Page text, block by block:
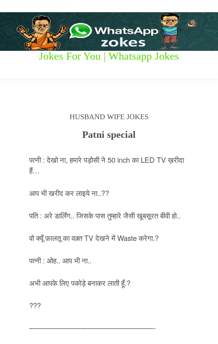
k
i
Jokes For You | Whatsapp Jokes
HUSBAND WIFE JOKES
Patni special
पत्नी : देखो ना, हमारे पड़ोसी ने 50 inch का LED TV ख़रीदा
हैं…
आप भी खरीद कर लाइये ना..??
पति : अरे डार्लिंग.. जिसके पास तुम्हारे जैसी खूबसूरत बीवी हो..
वो क्यूँ फ़ालतू का वक़्त TV देखने में Waste करेगा.?
पत्नी : ओह.. आप भी ना..
अभी आपके लिए पकोड़े बनाकर लाती हूँ.?
???
—————————————————-